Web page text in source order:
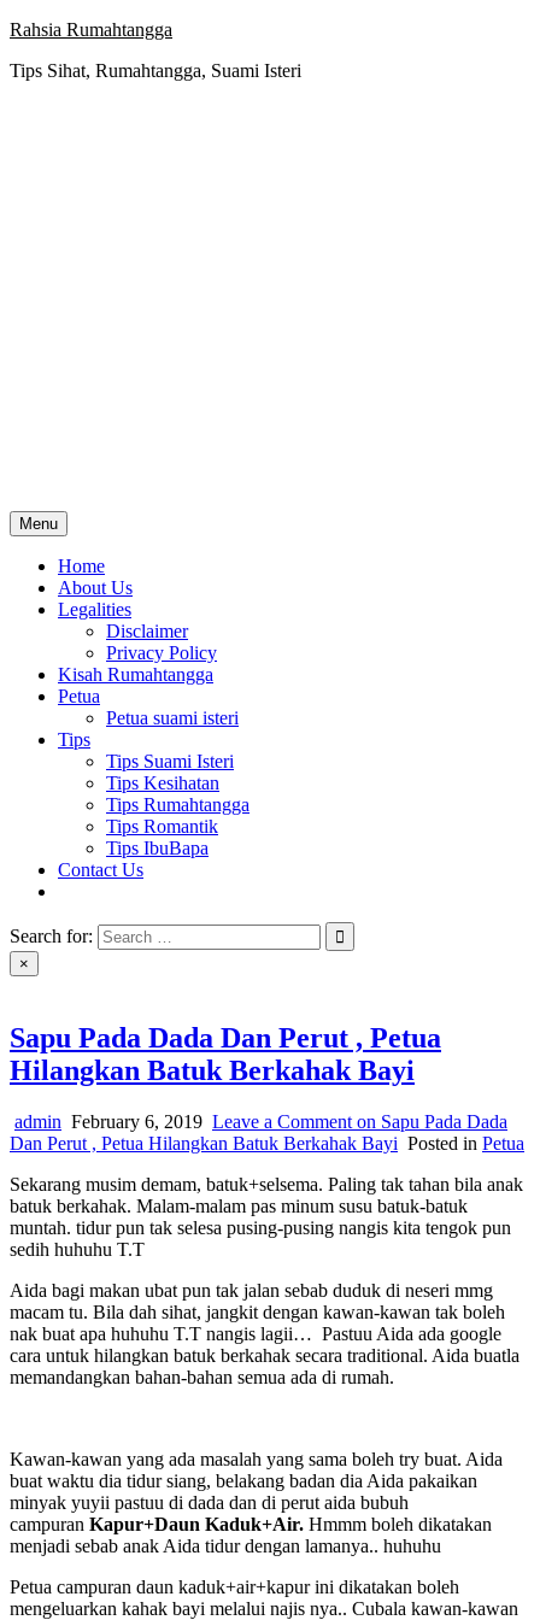
Skip
content
Rahsia Rumahtangga
Tips Sihat, Rumahtangga, Suami Isteri
Menu
Home
About Us
Legalities
Disclaimer
Privacy Policy
Kisah Rumahtangga
Petua
Petua suami isteri
Tips
Tips Suami Isteri
Tips Kesihatan
Tips Rumahtangga
Tips Romantik
Tips IbuBapa
Contact Us
Search for:
×
Sapu Pada Dada Dan Perut , Petua
Hilangkan Batuk Berkahak Bayi
admin February 6, 2019 Leave a Comment on Sapu Pada Dada
Dan Perut , Petua Hilangkan Batuk Berkahak Bayi Posted in Petua
Sekarang musim demam, batuk+selsema. Paling tak tahan bila anak
batuk berkahak. Malam-malam pas minum susu batuk-batuk
muntah. tidur pun tak selesa pusing-pusing nangis kita tengok pun
sedih huhuhu T.T
Aida bagi makan ubat pun tak jalan sebab duduk di neseri mmg
macam tu. Bila dah sihat, jangkit dengan kawan-kawan tak boleh
nak buat apa huhuhu T.T nangis lagii… Pastuu Aida ada google
cara untuk hilangkan batuk berkahak secara traditional. Aida buatla
memandangkan bahan-bahan semua ada di rumah.
Kawan-kawan yang ada masalah yang sama boleh try buat. Aida
buat waktu dia tidur siang, belakang badan dia Aida pakaikan
minyak yuyii pastuu di dada dan di perut aida bubuh
campuran Kapur+Daun Kaduk+Air. Hmmm boleh dikatakan
menjadi sebab anak Aida tidur dengan lamanya.. huhuhu
Petua campuran daun kaduk+air+kapur ini dikatakan boleh
mengeluarkan kahak bayi melalui najis nya.. Cubala kawan-kawan